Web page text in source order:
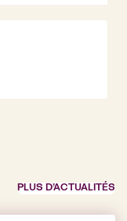
PLUS D’ACTUALITÉS